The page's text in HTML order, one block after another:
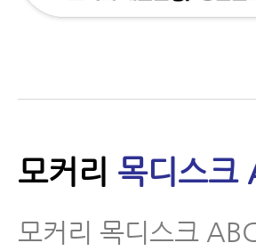
모커리 목디스크
모커리 목디스크